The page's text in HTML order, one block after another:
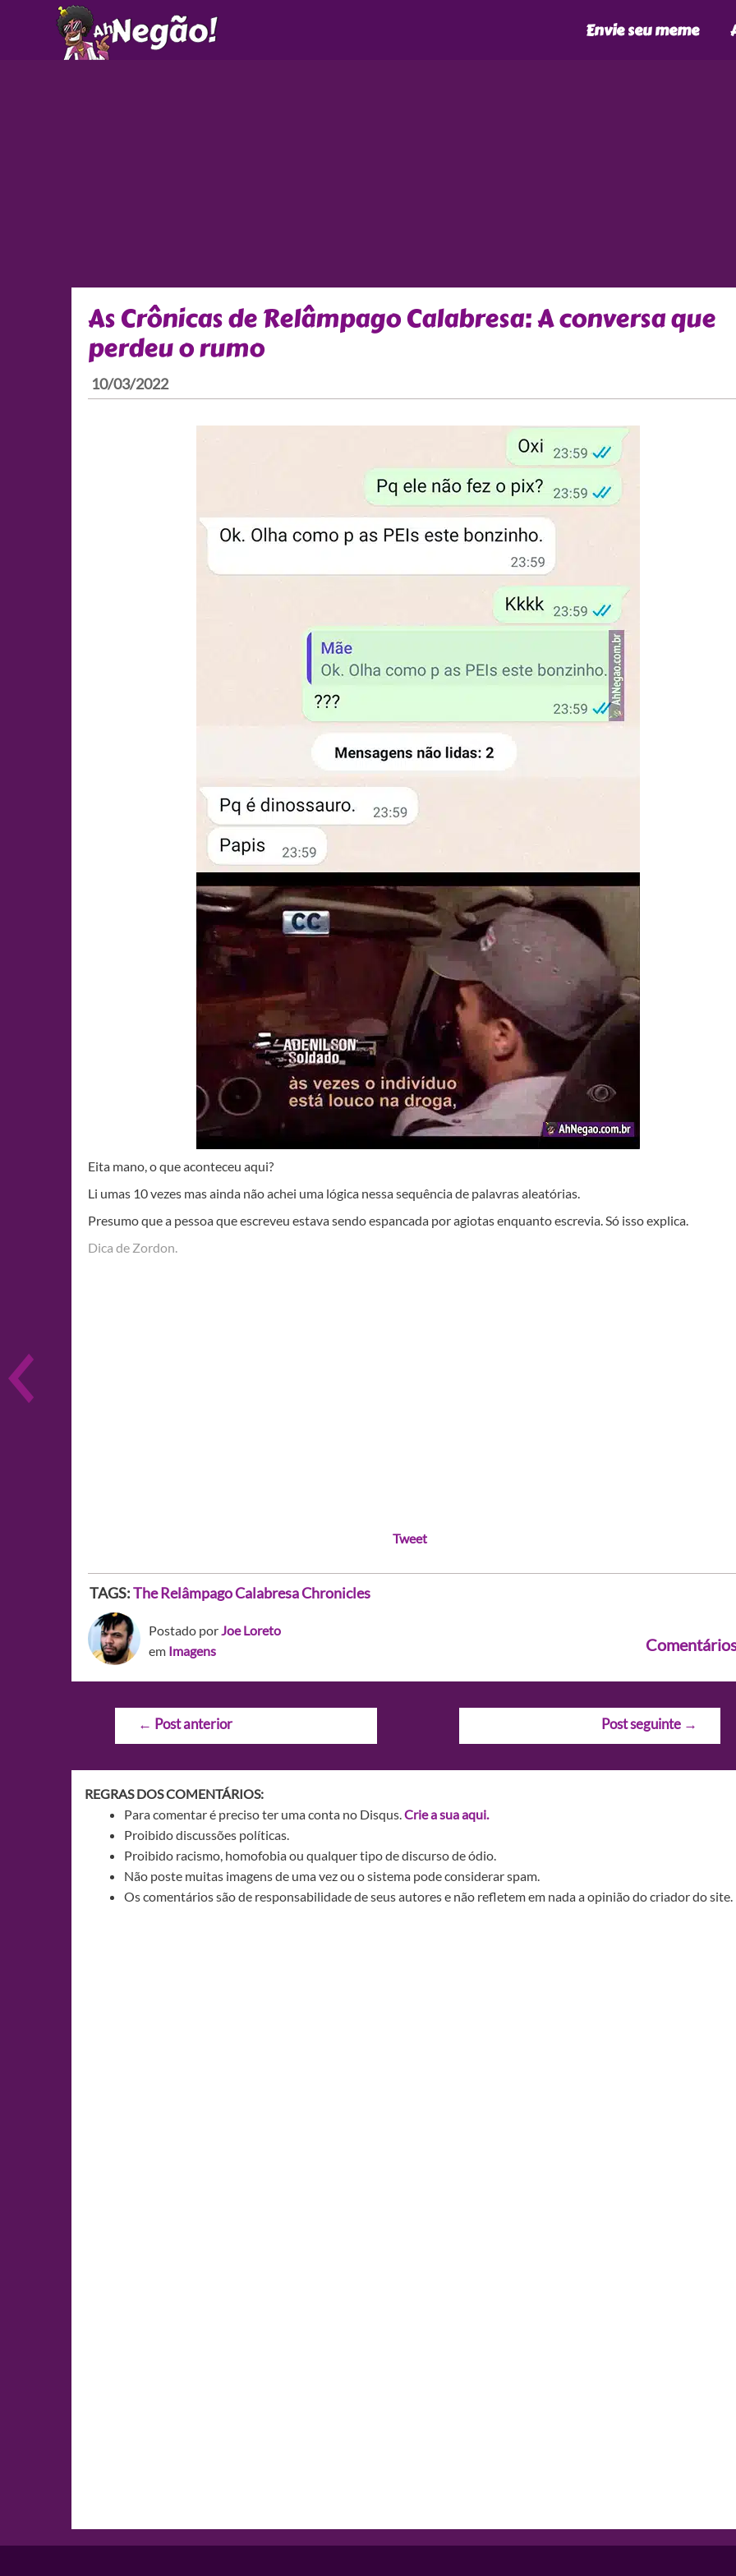
Envie seu meme
As Crônicas de Relâmpago Calabresa: A conversa que
perdeu o rumo
10/03/2022
Eita mano, o que aconteceu aqui?
Li umas 10 vezes mas ainda não achei uma lógica nessa sequência de palavras aleatórias.
Presumo que a pessoa que escreveu estava sendo espancada por agiotas enquanto escrevia. Só isso explica.
Dica de Zordon.
Tweet
TAGS:The Relâmpago Calabresa Chronicles
Postado porJoe Loreto
em Imagens
Navegação
← Post anterior Post seguinte →
REGRAS DOS COMENTÁRIOS:
Para comentar é preciso ter uma conta no Disqus.Crie a sua aqui.
Proibido discussões políticas.
Proibido racismo, homofobia ou qualquer tipo de discurso de ódio.
Não poste muitas imagens de uma vez ou o sistema pode considerar spam.
Os comentários são de responsabilidade de seus autores e não refletem em nada a opinião do criador do site.